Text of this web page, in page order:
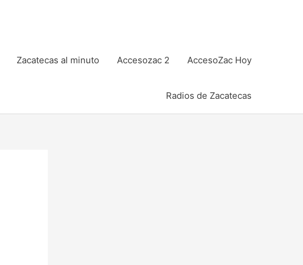
Zacatecas al minuto Accesozac 2 AccesoZac Hoy
Radios de Zacatecas